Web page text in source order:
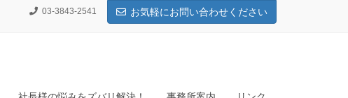
03-3843-2541 お気軽にお問い合わせください